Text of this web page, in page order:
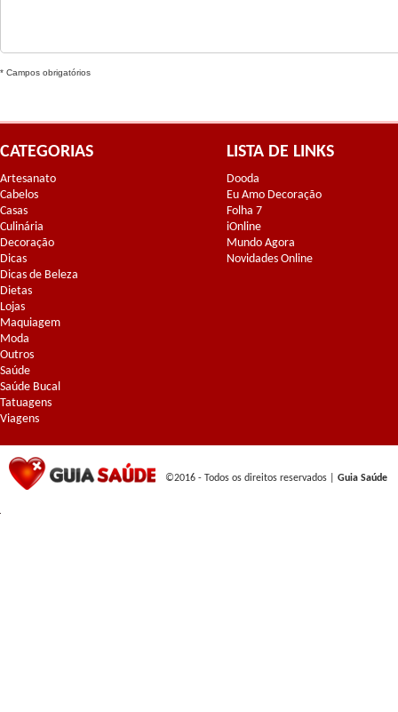
* Campos obrigatórios
CATEGORIAS
Artesanato
Cabelos
Casas
Culinária
Decoração
Dicas
Dicas de Beleza
Dietas
Lojas
Maquiagem
Moda
Outros
Saúde
Saúde Bucal
Tatuagens
Viagens
LISTA DE LINKS
Dooda
Eu Amo Decoração
Folha 7
iOnline
Mundo Agora
Novidades Online
©2016 - Todos os direitos reservados | Guia Saúde